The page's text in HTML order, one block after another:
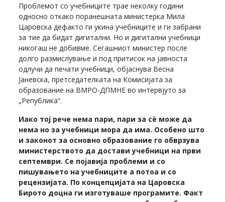
Проблемот со учебниците трае неколку години
односно откако поранешната министерка Мила
Царовска дефакто ги укина учебниците и ги забрани
за тие да бидат дигитални. Но и дигитални учебници
никогаш не добивме. Сегашниот министер после
долго размислување и под притисок на јавноста
одлучи да печати учебници, објаснува Весна
Јаневска, претседателката на Комисијата за
образование на ВМРО-ДПМНЕ во интервјуто за
„Република“.
Иако тој рече нема пари, пари за сѐ може да
нема но за учебници мора да има. Особено што
и законот за основно образование го обврзува
министерството да достави учебници на први
септември. Се појавија проблеми и со
пишувањето на учебниците а потоа и со
рецензијата. По концепцијата на Царовска
Бирото доцна ги изготуваше програмите. Факт